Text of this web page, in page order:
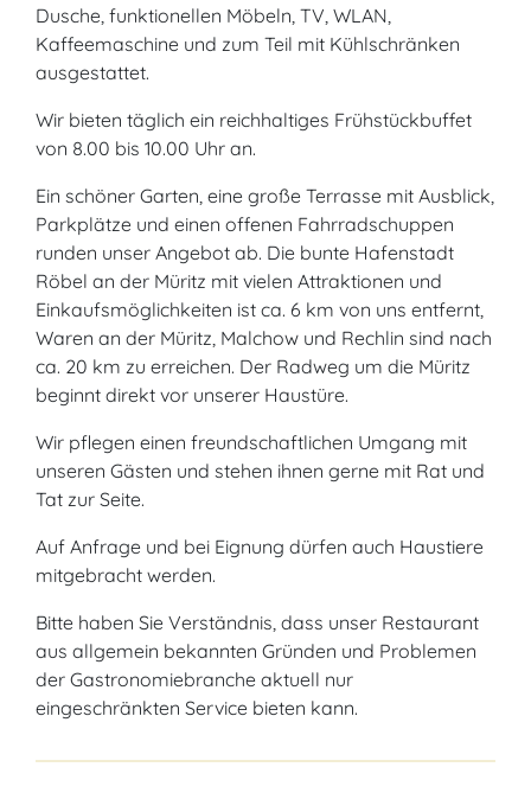
Dusche, funktionellen Möbeln, TV, WLAN,
Kaffeemaschine und zum Teil mit Kühlschränken
ausgestattet.
Wir bieten täglich ein reichhaltiges Frühstückbuffet
von 8.00 bis 10.00 Uhr an.
Ein schöner Garten, eine große Terrasse mit Ausblick,
Parkplätze und einen offenen Fahrradschuppen
runden unser Angebot ab. Die bunte Hafenstadt
Röbel an der Müritz mit vielen Attraktionen und
Einkaufsmöglichkeiten ist ca. 6 km von uns entfernt,
Waren an der Müritz, Malchow und Rechlin sind nach
ca. 20 km zu erreichen. Der Radweg um die Müritz
beginnt direkt vor unserer Haustüre.
Wir pflegen einen freundschaftlichen Umgang mit
unseren Gästen und stehen ihnen gerne mit Rat und
Tat zur Seite.
Auf Anfrage und bei Eignung dürfen auch Haustiere
mitgebracht werden.
Bitte haben Sie Verständnis, dass unser Restaurant
aus allgemein bekannten Gründen und Problemen
der Gastronomiebranche aktuell nur
eingeschränkten Service bieten kann.